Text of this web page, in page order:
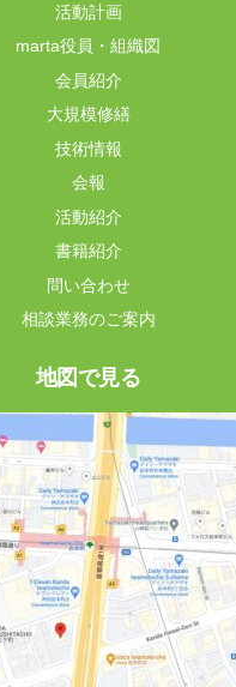
活動計画
marta役員・組織図
会員紹介
大規模修繕
技術情報
会報
活動紹介
書籍紹介
問い合わせ
相談業務のご案内
地図で見る